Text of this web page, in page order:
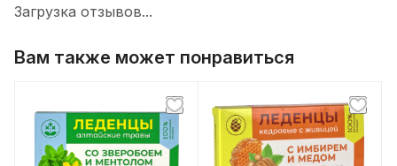
Загрузка отзывов...
Вам также может понравиться